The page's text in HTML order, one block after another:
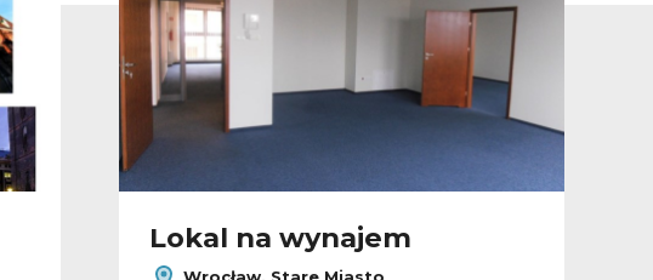
Lokal na wynajem
Wrocław, Stare Miasto